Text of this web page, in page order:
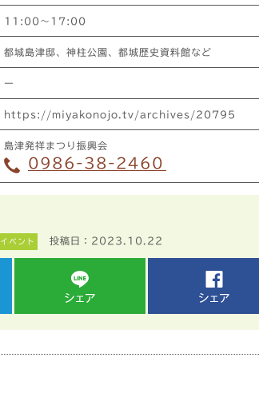
11:00〜17:00
都城島津邸、神柱公園、都城歴史資料館など
ー
https://miyakonojo.tv/archives/20795
島津発祥まつり振興会
0986-38-2460
イベント 投稿日：2023.10.22